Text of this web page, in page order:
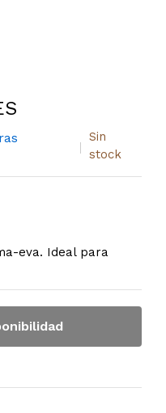
Sin
stock
eva. Ideal para